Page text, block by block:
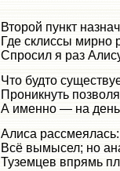
Второй пункт
Где склиссы мирно
Спросил я раз
Что будто
Проникнуть
А именно — на день
Алиса
Всё вымысел; но
Туземцев впрямь